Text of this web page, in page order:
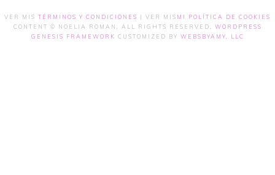
VER MIS TÉRMINOS Y CONDICIONES | VER MIS MI POLÍTICA DE COOKIES
CONTENT © NOELIA ROMAN, ALL RIGHTS RESERVED. WORDPRESS
GENESIS FRAMEWORK CUSTOMIZED BY WEBSBYAMY, LLC